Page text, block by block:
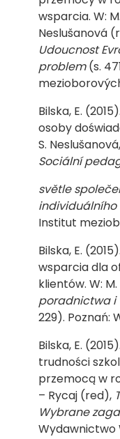
wsparcia. W:
Neslušanová
Udoucnost
problem(s.
Bilska, E.
osoby
S.
Sociální
světle
individuálního
Institut
Bilska, E.
wsparcia dla
klientów. W:
poradnictwa i
229). Poznań:
Bilska, E.
trudności
przemocą w
– Rycaj (red),
Wybrane
Wydawnictwo